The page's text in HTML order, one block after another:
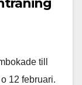
till
12 februari.